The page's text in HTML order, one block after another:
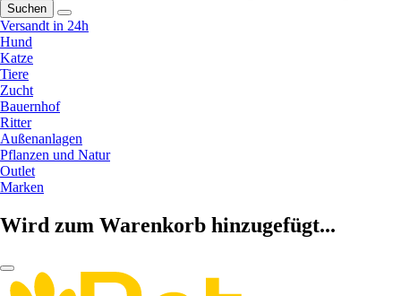
Suchen
Versandt in 24h
Hund
Katze
Tiere
Zucht
Bauernhof
Ritter
Außenanlagen
Pflanzen und Natur
Outlet
Marken
Wird zum Warenkorb hinzugefügt...